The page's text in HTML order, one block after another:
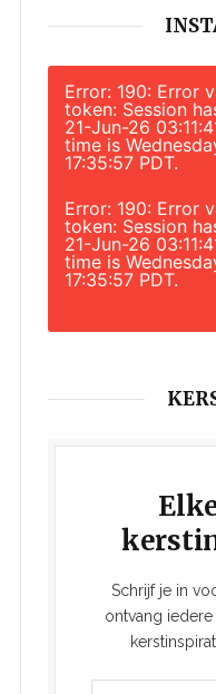
Error: 190: Error
token: Session
21-Jun-26
time is
17:35:57 PDT.
Error: 190: Error
token: Session
21-Jun-26
time is
17:35:57 PDT.
Schrijf je in
ontvang